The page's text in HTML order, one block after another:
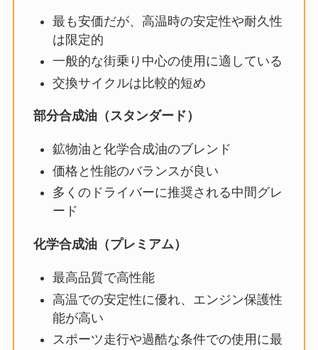
最も安価だが、高温時の安定性や耐久性
は限定的
一般的な街乗り中心の使用に適している
交換サイクルは比較的短め
部分合成油（スタンダード）
鉱物油と化学合成油のブレンド
価格と性能のバランスが良い
多くのドライバーに推奨される中間グレ
ード
化学合成油（プレミアム）
最高品質で高性能
高温での安定性に優れ、エンジン保護性
能が高い
スポーツ走行や過酷な条件での使用に最